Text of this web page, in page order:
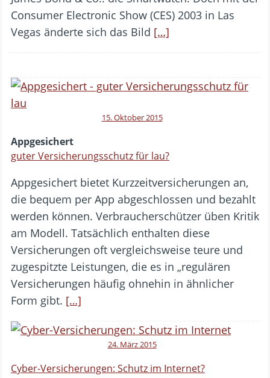
Consumer Electronic Show (CES) 2003 in Las
Vegas änderte sich das Bild […]
15. Oktober 2015
Appgesichert
guter Versicherungsschutz für lau?
Appgesichert bietet Kurzzeitversicherungen an,
die bequem per App abgeschlossen und bezahlt
werden können. Verbraucherschützer üben Kritik
am Modell. Tatsächlich enthalten diese
Versicherungen oft vergleichsweise teure und
zugespitzte Leistungen, die es in „regulären
Versicherungen häufig ohnehin in ähnlicher
Form gibt. […]
24. März 2015
Cyber-Versicherungen: Schutz im Internet?